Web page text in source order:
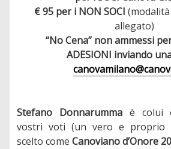
€ 95 per i NON SOCI
allegato)
“No Cena” non ammessi
ADESIONI inviando
Stefano Donnarumma è colui
vostri voti (un vero e proprio
scelto comeCanoviano d’Onore